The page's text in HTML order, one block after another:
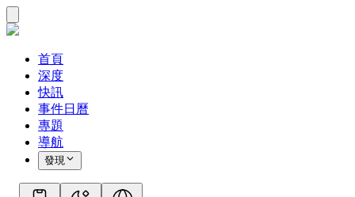
首頁
深度
快訊
事件日曆
專題
導航
發現